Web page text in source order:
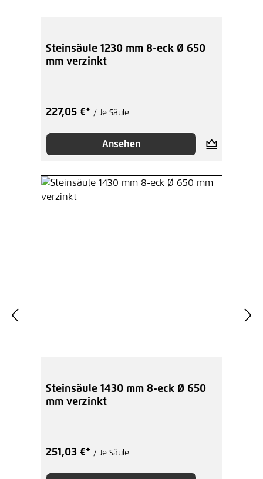
Steinsäule 1230 mm 8-eck Ø 650
mm verzinkt
227,05 €* / Je Säule
Ansehen
Steinsäule 1430 mm 8-eck Ø 650
mm verzinkt
251,03 €* / Je Säule